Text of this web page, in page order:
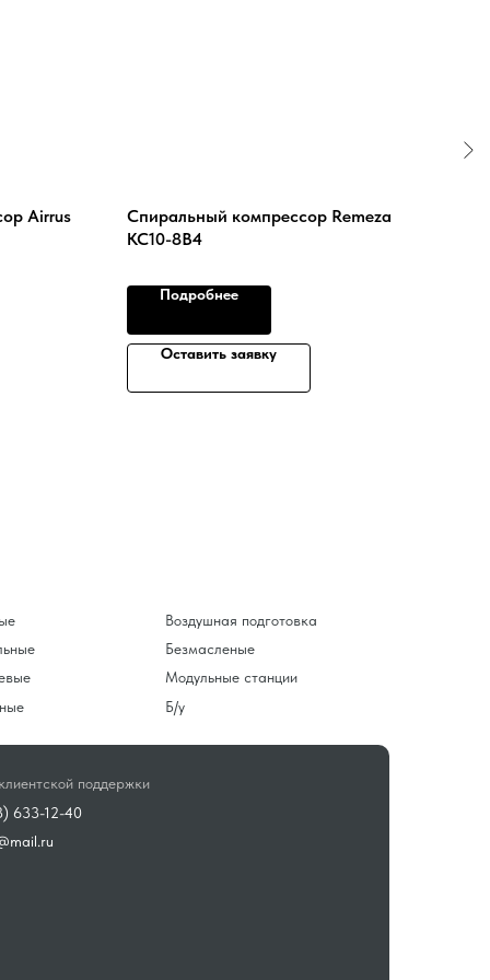
Airrus
Спиральный компрессор Remeza
КС10-8В4
Подробнее
Оставить заявку
Воздушная подготовка
Безмасленые
Модульные станции
Б/у
поддержки
633-12-40